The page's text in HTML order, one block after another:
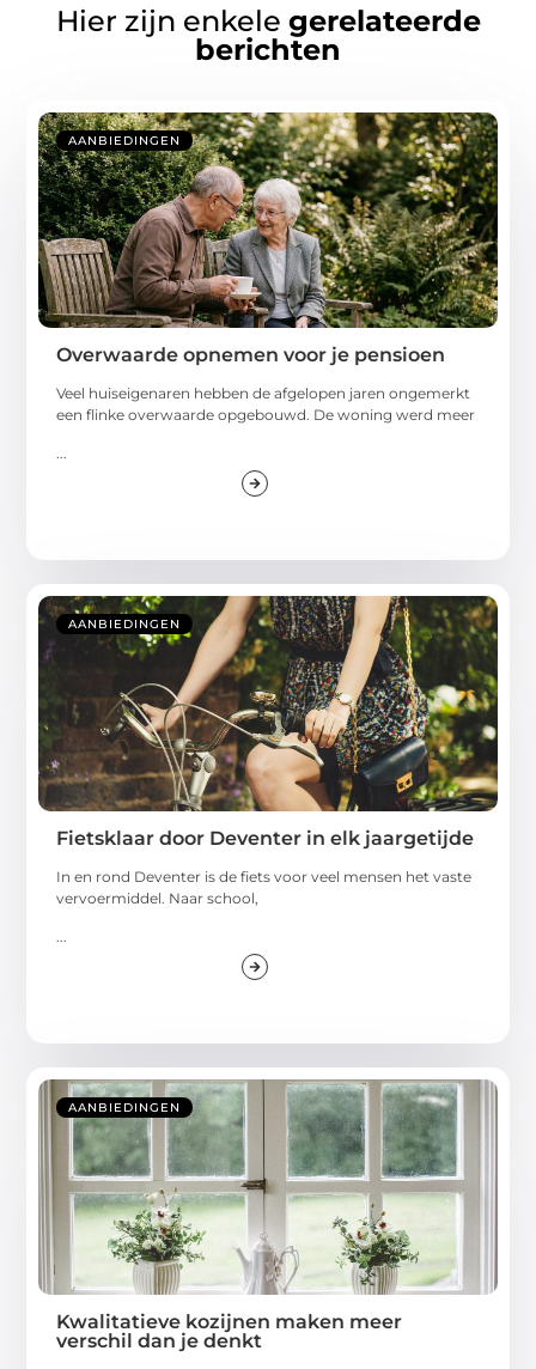
Hier zijn enkele gerelateerde
berichten
AANBIEDINGEN
Overwaarde opnemen voor je pensioen
Veel huiseigenaren hebben de afgelopen jaren ongemerkt
een flinke overwaarde opgebouwd. De woning werd meer
...
AANBIEDINGEN
Fietsklaar door Deventer in elk jaargetijde
In en rond Deventer is de fiets voor veel mensen het vaste
vervoermiddel. Naar school,
...
AANBIEDINGEN
Kwalitatieve kozijnen maken meer
verschil dan je denkt